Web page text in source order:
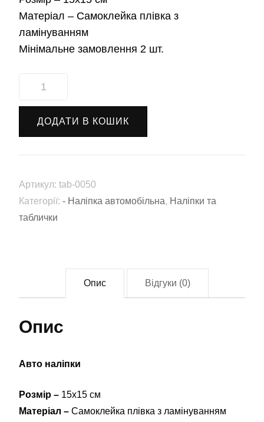
Матеріал – Самоклейка плівка з
ламінуванням
Мінімальне замовлення 2 шт.
Наліпка
(tab-
0050)
кількість
ДОДАТИ В КОШИК
Артикул: tab-0050
Категорії: - Наліпка автомобільна, Наліпки та
таблички
Опис Відгуки (0)
Опис
Авто наліпки
Розмір – 15х15 см
Матеріал – Самоклейка плівка з ламінуванням